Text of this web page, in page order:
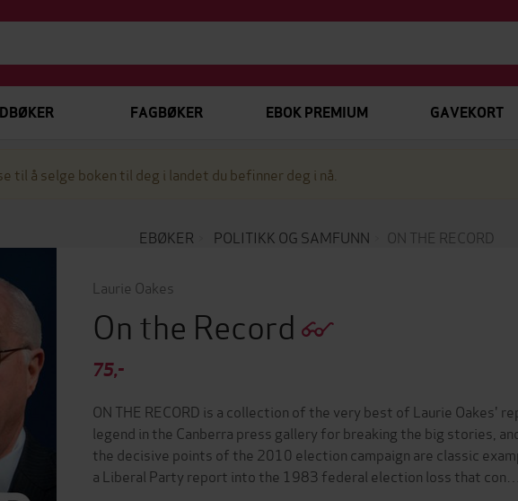
FAGBØKER EBOK PREMIUM GAVEKORT
til å selge boken til deg i landet du befinner deg i nå.
EBØKER POLITIKK OG SAMFUNN ON THE RECORD
Laurie Oakes
On the Record
75,-
ON THE RECORD is a collection of the very best of Laurie Oakes'
legend in the Canberra press gallery for breaking the big stories,
the decisive points of the 2010 election campaign are classic
a Liberal Party report into the 1983 federal election loss that